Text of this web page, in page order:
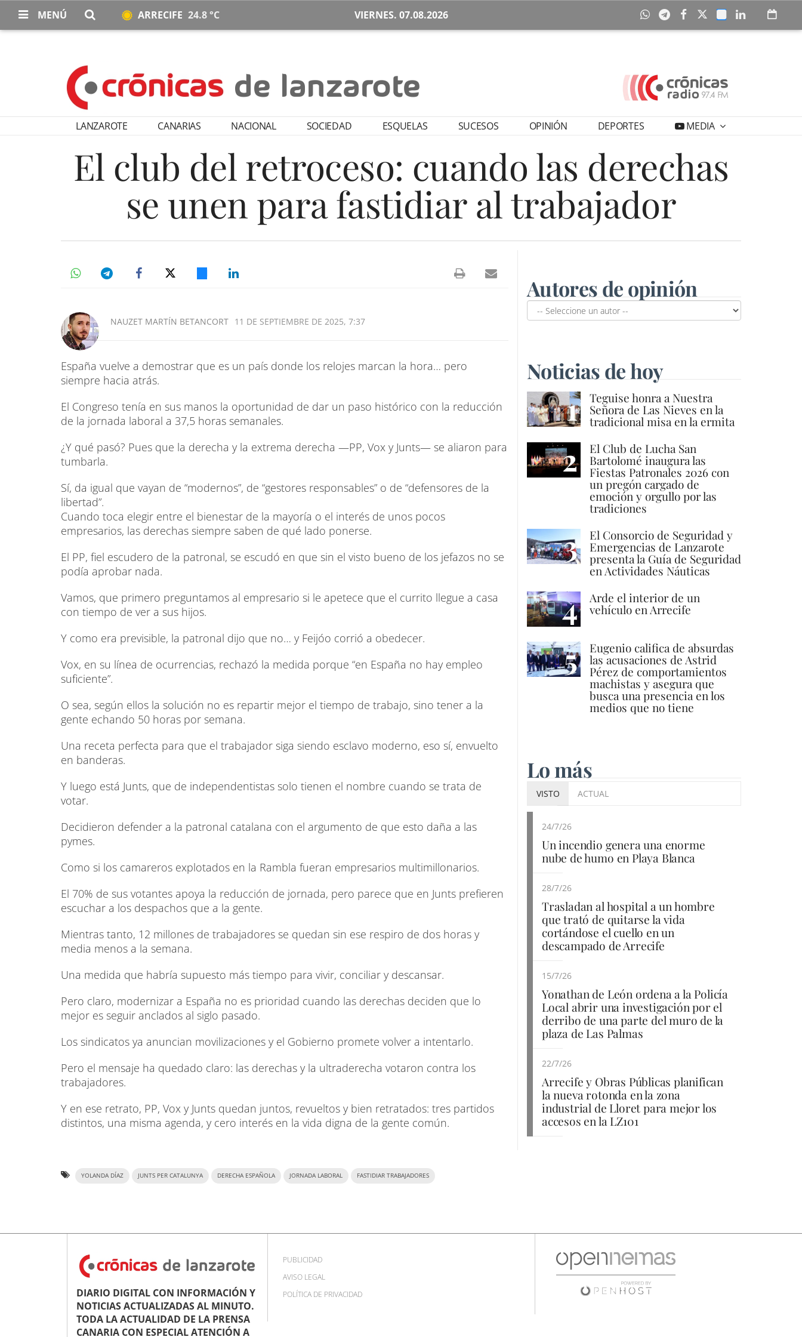
MENÚ ARRECIFE 24.8 °C VIERNES. 07.08.2026
LANZAROTE CANARIAS NACIONAL SOCIEDAD ESQUELAS SUCESOS OPINIÓN DEPORTES MEDIA
El club del retroceso: cuando las derechas
se unen para fastidiar al trabajador
NAUZET MARTÍN BETANCORT 11 DE SEPTIEMBRE DE 2025, 7:37
España vuelve a demostrar que es un país donde los relojes marcan la hora… pero
siempre hacia atrás.
El Congreso tenía en sus manos la oportunidad de dar un paso histórico con la reducción
de la jornada laboral a 37,5 horas semanales.
¿Y qué pasó? Pues que la derecha y la extrema derecha —PP, Vox y Junts— se aliaron para
tumbarla.
Sí, da igual que vayan de “modernos”, de “gestores responsables” o de “defensores de la
libertad”.
Cuando toca elegir entre el bienestar de la mayoría o el interés de unos pocos
empresarios, las derechas siempre saben de qué lado ponerse.
El PP, fiel escudero de la patronal, se escudó en que sin el visto bueno de los jefazos no se
podía aprobar nada.
Vamos, que primero preguntamos al empresario si le apetece que el currito llegue a casa
con tiempo de ver a sus hijos.
Y como era previsible, la patronal dijo que no… y Feijóo corrió a obedecer.
Vox, en su línea de ocurrencias, rechazó la medida porque “en España no hay empleo
suficiente”.
O sea, según ellos la solución no es repartir mejor el tiempo de trabajo, sino tener a la
gente echando 50 horas por semana.
Una receta perfecta para que el trabajador siga siendo esclavo moderno, eso sí, envuelto
en banderas.
Y luego está Junts, que de independentistas solo tienen el nombre cuando se trata de
votar.
Decidieron defender a la patronal catalana con el argumento de que esto daña a las
pymes.
Como si los camareros explotados en la Rambla fueran empresarios multimillonarios.
El 70% de sus votantes apoya la reducción de jornada, pero parece que en Junts prefieren
escuchar a los despachos que a la gente.
Mientras tanto, 12 millones de trabajadores se quedan sin ese respiro de dos horas y
media menos a la semana.
Una medida que habría supuesto más tiempo para vivir, conciliar y descansar.
Pero claro, modernizar a España no es prioridad cuando las derechas deciden que lo
mejor es seguir anclados al siglo pasado.
Los sindicatos ya anuncian movilizaciones y el Gobierno promete volver a intentarlo.
Pero el mensaje ha quedado claro: las derechas y la ultraderecha votaron contra los
trabajadores.
Y en ese retrato, PP, Vox y Junts quedan juntos, revueltos y bien retratados: tres partidos
distintos, una misma agenda, y cero interés en la vida digna de la gente común.
YOLANDA DÍAZ JUNTS PER CATALUNYA DERECHA ESPAÑOLA JORNADA LABORAL FASTIDIAR TRABAJADORES
Autores de opinión
Noticias de hoy
1 Teguise honra a Nuestra
Señora de Las Nieves en la
tradicional misa en la ermita
2 El Club de Lucha San
Bartolomé inaugura las
Fiestas Patronales 2026 con
un pregón cargado de
emoción y orgullo por las
tradiciones
3 El Consorcio de Seguridad y
Emergencias de Lanzarote
presenta la Guía de Seguridad
en Actividades Náuticas
4 Arde el interior de un
vehículo en Arrecife
5 Eugenio califica de absurdas
las acusaciones de Astrid
Pérez de comportamientos
machistas y asegura que
busca una presencia en los
medios que no tiene
Lo más
VISTO ACTUAL
24/7/26
Un incendio genera una enorme
nube de humo en Playa Blanca
28/7/26
Trasladan al hospital a un hombre
que trató de quitarse la vida
cortándose el cuello en un
descampado de Arrecife
15/7/26
Yonathan de León ordena a la Policía
Local abrir una investigación por el
derribo de una parte del muro de la
plaza de Las Palmas
22/7/26
Arrecife y Obras Públicas planifican
la nueva rotonda en la zona
industrial de Lloret para mejor los
accesos en la LZ101
DIARIO DIGITAL CON INFORMACIÓN Y
NOTICIAS ACTUALIZADAS AL MINUTO.
TODA LA ACTUALIDAD DE LA PRENSA
CANARIA CON ESPECIAL ATENCIÓN A
PUBLICIDAD
AVISO LEGAL
POLÍTICA DE PRIVACIDAD